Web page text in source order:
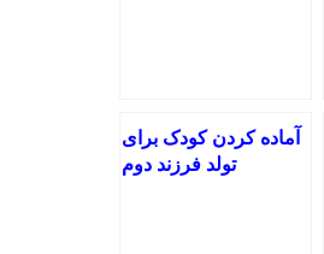
آماده کردن کودک برای
تولد فرزند دوم